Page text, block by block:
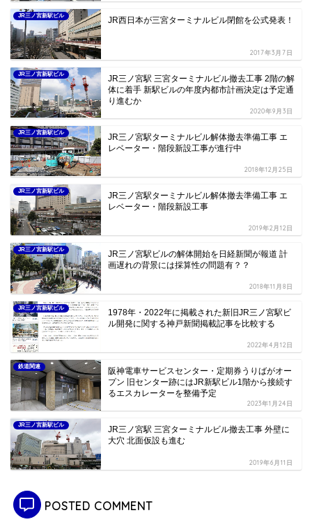
JR三ノ宮新駅ビル JR西日本が三宮ターミナルビル閉館を公式発表！
2017年3月7日
JR三ノ宮新駅ビル
JR三ノ宮駅 三宮ターミナルビル撤去工事 2階の解
体に着手 新駅ビルの年度内都市計画決定は予定通
り進むか
2020年9月3日
JR三ノ宮新駅ビル
JR三ノ宮駅ターミナルビル解体撤去準備工事 エ
レベーター・階段新設工事が進行中
2018年12月25日
JR三ノ宮新駅ビル
JR三ノ宮駅ターミナルビル解体撤去準備工事 エ
レベーター・階段新設工事
2019年2月12日
JR三ノ宮新駅ビル
JR三ノ宮駅ビルの解体開始を日経新聞が報道 計
画遅れの背景には採算性の問題有？？
2018年11月8日
JR三ノ宮新駅ビル
1978年・2022年に掲載された新旧JR三ノ宮駅ビ
ル開発に関する神戸新聞掲載記事を比較する
2022年4月12日
鉄道関連
阪神電車サービスセンター・定期券うりばがオー
プン 旧センター跡にはJR新駅ビル1階から接続す
るエスカレーターを整備予定
2023年1月24日
JR三ノ宮新駅ビル
JR三ノ宮駅 三宮ターミナルビル撤去工事 外壁に
大穴 北面仮設も進む
2019年6月11日
POSTED COMMENT